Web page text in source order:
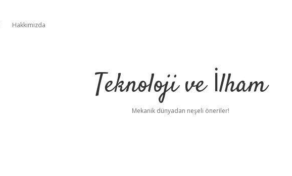
Hakkımızda
Teknoloji ve İlham
Mekanik dünyadan neşeli öneriler!